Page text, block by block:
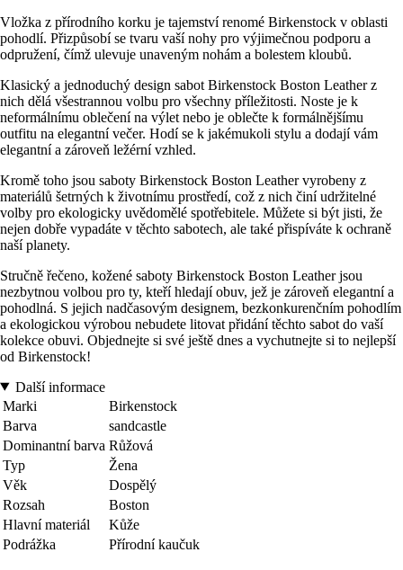
Vložka z přírodního korku je tajemství renomé Birkenstock v oblasti
pohodlí. Přizpůsobí se tvaru vaší nohy pro výjimečnou podporu a
odpružení, čímž ulevuje unaveným nohám a bolestem kloubů.
Klasický a jednoduchý design sabot Birkenstock Boston Leather z
nich dělá všestrannou volbu pro všechny příležitosti. Noste je k
neformálnímu oblečení na výlet nebo je oblečte k formálnějšímu
outfitu na elegantní večer. Hodí se k jakémukoli stylu a dodají vám
elegantní a zároveň ležérní vzhled.
Kromě toho jsou saboty Birkenstock Boston Leather vyrobeny z
materiálů šetrných k životnímu prostředí, což z nich činí udržitelné
volby pro ekologicky uvědomělé spotřebitele. Můžete si být jisti, že
nejen dobře vypadáte v těchto sabotech, ale také přispíváte k ochraně
naší planety.
Stručně řečeno, kožené saboty Birkenstock Boston Leather jsou
nezbytnou volbou pro ty, kteří hledají obuv, jež je zároveň elegantní a
pohodlná. S jejich nadčasovým designem, bezkonkurenčním pohodlím
a ekologickou výrobou nebudete litovat přidání těchto sabot do vaší
kolekce obuvi. Objednejte si své ještě dnes a vychutnejte si to nejlepší
od Birkenstock!
Další informace
Marki
Birkenstock
Barva
sandcastle
Dominantní barva Růžová
Typ
Žena
Věk
Dospělý
Rozsah
Boston
Hlavní materiál
Kůže
Podrážka
Přírodní kaučuk